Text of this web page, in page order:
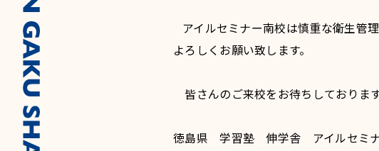
アイルセミナー南校は慎重な衛生管
よろしくお願い致します。
皆さんのご来校をお待ちしております
徳島県 学習塾 伸学舎 アイルセミ